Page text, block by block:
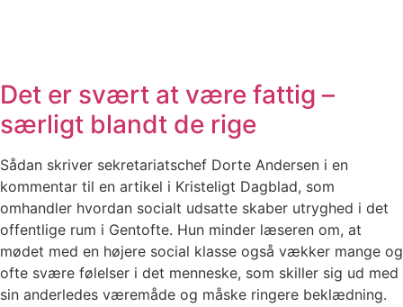
Det er svært at være fattig –
særligt blandt de rige
Sådan skriver sekretariatschef Dorte Andersen i en
kommentar til en artikel i Kristeligt Dagblad, som
omhandler hvordan socialt udsatte skaber utryghed i det
offentlige rum i Gentofte. Hun minder læseren om, at
mødet med en højere social klasse også vækker mange og
ofte svære følelser i det menneske, som skiller sig ud med
sin anderledes væremåde og måske ringere beklædning.